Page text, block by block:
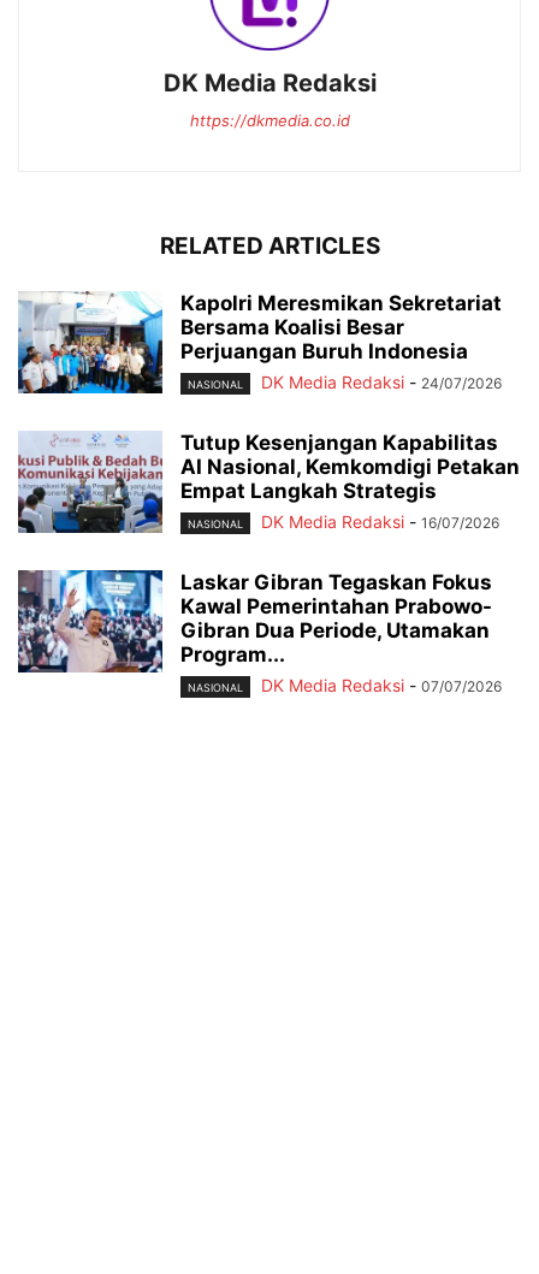
DK Media Redaksi
https://dkmedia.co.id
RELATED ARTICLES
Kapolri Meresmikan Sekretariat
Bersama Koalisi Besar
Perjuangan Buruh Indonesia
NASIONAL DK Media Redaksi - 24/07/2026
Tutup Kesenjangan Kapabilitas
AI Nasional, Kemkomdigi Petakan
Empat Langkah Strategis
NASIONAL DK Media Redaksi - 16/07/2026
Laskar Gibran Tegaskan Fokus
Kawal Pemerintahan Prabowo-
Gibran Dua Periode, Utamakan
Program...
NASIONAL DK Media Redaksi - 07/07/2026